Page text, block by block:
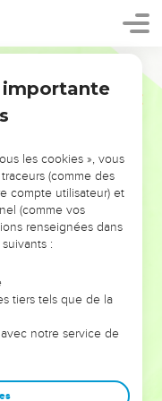
!
VOUS ÉVITER LES
les doutes, les erreurs
alors même que ce
et responsables
afin que leurs erreurs
importante
les cookies », vous
(comme des
compte utilisateur) et
(comme vos
renseignées dans
:
tiers tels que de la
notre service de